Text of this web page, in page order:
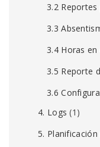
3.2
3.3
3.4 Horas
3.5 Reporte
3.6
4. Logs (1)
5. Planificación